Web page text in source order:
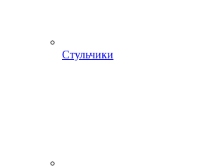
Стульчики